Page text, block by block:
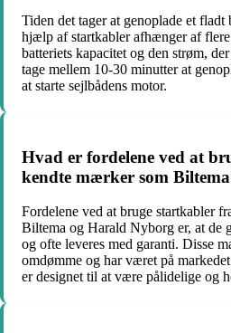
Tiden det tager at genoplade et fladt
hjælp af startkabler afhænger af
batteriets kapacitet og den strøm,
tage mellem 10-30 minutter at
at starte sejlbådens motor.
Hvad er fordelene ved at
kendte mærker som
Fordelene ved at bruge startkabler
Biltema og Harald Nyborg er, at de
og ofte leveres med garanti. Disse
omdømme og har været på
er designet til at være pålidelige og